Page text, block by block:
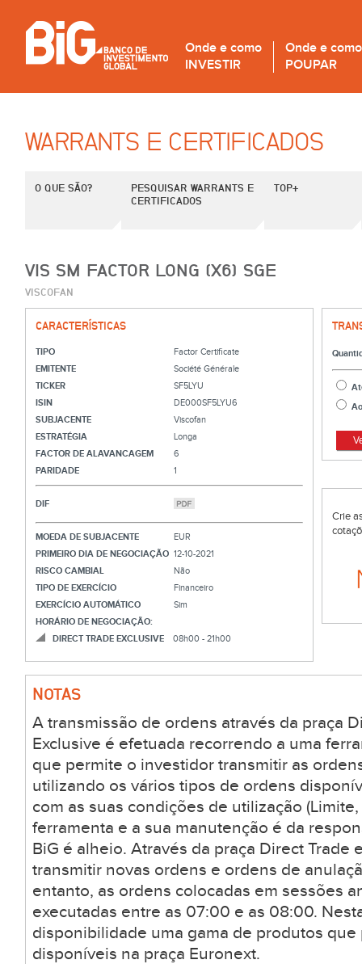
Onde e como
INVESTIR
Onde e como
POUPAR
WARRANTS E CERTIFICADOS
O QUE SÃO?
PESQUISAR WARRANTS E
CERTIFICADOS
TOP+
VIS SM FACTOR LONG (X6) SGE
VISCOFAN
CARACTERÍSTICAS
TIPO
Factor Certificate
EMITENTE
Société Générale
TICKER
SF5LYU
ISIN
DE000SF5LYU6
SUBJACENTE
Viscofan
ESTRATÉGIA
Longa
FACTOR DE ALAVANCAGEM
6
PARIDADE
1
DIF
MOEDA DE SUBJACENTE
EUR
PRIMEIRO DIA DE NEGOCIAÇÃO 12-10-2021
RISCO CAMBIAL
Não
TIPO DE EXERCÍCIO
Financeiro
EXERCÍCIO AUTOMÁTICO
Sim
HORÁRIO DE NEGOCIAÇÃO:
DIRECT TRADE EXCLUSIVE
08h00 - 21h00
Crie
NOTAS
A transmissão de ordens através da praça
Exclusive é efetuada recorrendo a uma
que permite o investidor transmitir as
utilizando os vários tipos de ordens
com as suas condições de utilização
ferramenta e a sua manutenção é da
BiG é alheio. Através da praça Direct Trade
transmitir novas ordens e ordens de
entanto, as ordens colocadas em sessões
executadas entre as 07:00 e as 08:00.
disponibilidade uma gama de produtos
disponíveis na praça Euronext.